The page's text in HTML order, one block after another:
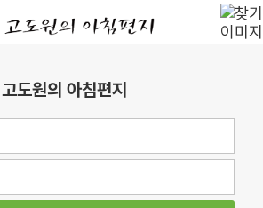
고도원의 아침편지